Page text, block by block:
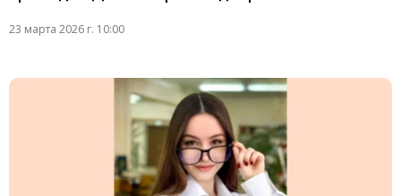
23 марта 2026 г. 10:00